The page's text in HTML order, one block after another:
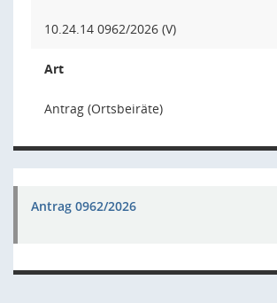
10.24.14 0962/2026 (V)
Art
Antrag (Ortsbeiräte)
Antrag 0962/2026